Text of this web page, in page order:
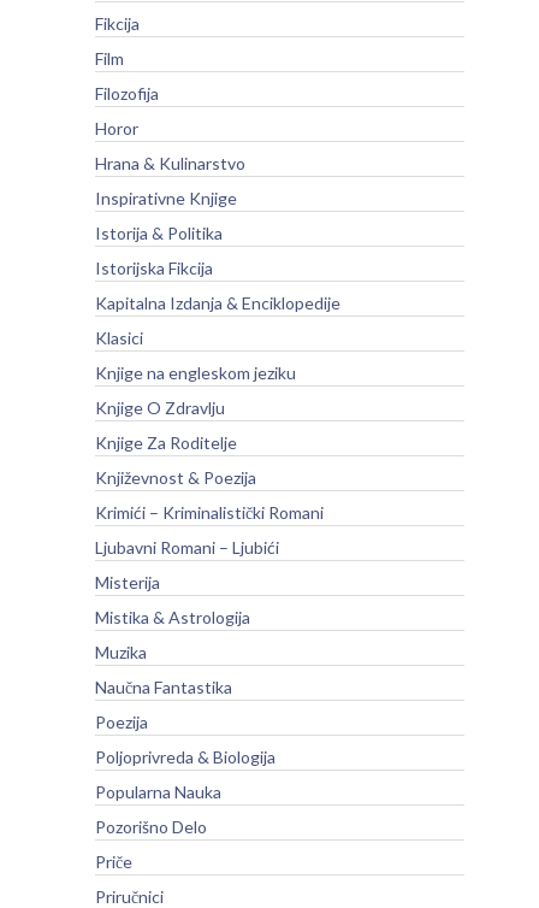
Fikcija
Film
Filozofija
Horor
Hrana & Kulinarstvo
Inspirativne Knjige
Istorija & Politika
Istorijska Fikcija
Kapitalna Izdanja & Enciklopedije
Klasici
Knjige na engleskom jeziku
Knjige O Zdravlju
Knjige Za Roditelje
Književnost & Poezija
Krimići – Kriminalistički Romani
Ljubavni Romani – Ljubići
Misterija
Mistika & Astrologija
Muzika
Naučna Fantastika
Poezija
Poljoprivreda & Biologija
Popularna Nauka
Pozorišno Delo
Priče
Priručnici